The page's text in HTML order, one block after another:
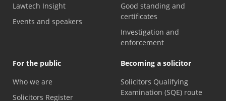
Lawtech Insight
Events and speakers
Good standing and
certificates
Investigation and
enforcement
For the public
Who we are
Solicitors Register
Becoming a solicitor
Solicitors Qualifying
Examination (SQE) route